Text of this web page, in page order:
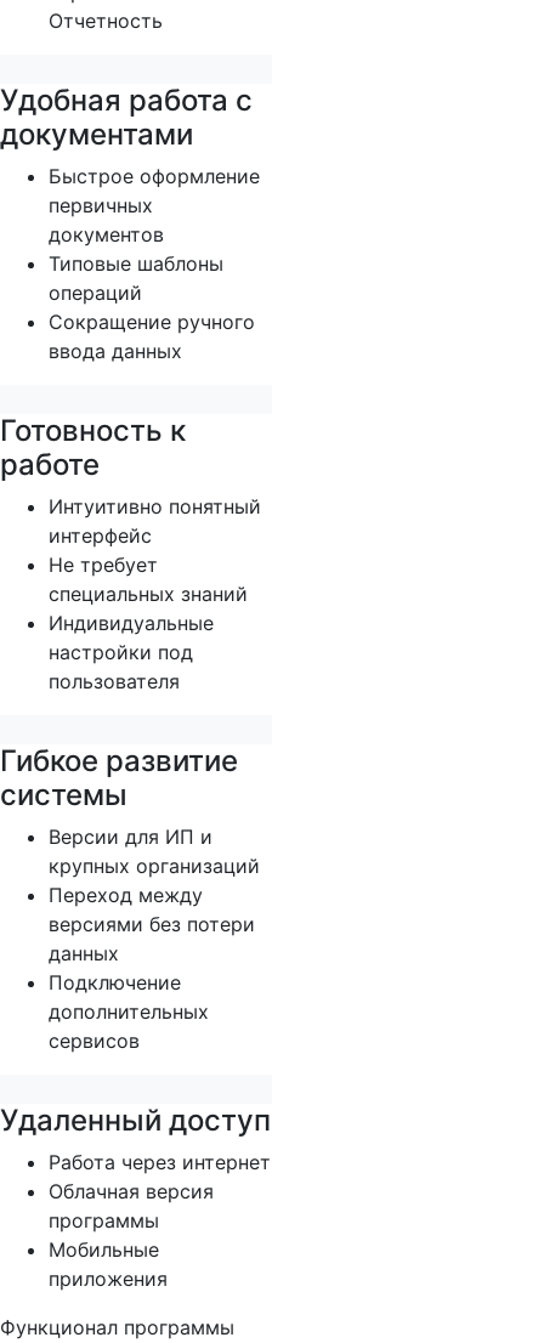
Отчетность
Удобная работа с
документами
Быстрое оформление
первичных
документов
Типовые шаблоны
операций
Сокращение ручного
ввода данных
Готовность к
работе
Интуитивно понятный
интерфейс
Не требует
специальных знаний
Индивидуальные
настройки под
пользователя
Гибкое развитие
системы
Версии для ИП и
крупных организаций
Переход между
версиями без потери
данных
Подключение
дополнительных
сервисов
Удаленный доступ
Работа через интернет
Облачная версия
программы
Мобильные
приложения
Функционал программы